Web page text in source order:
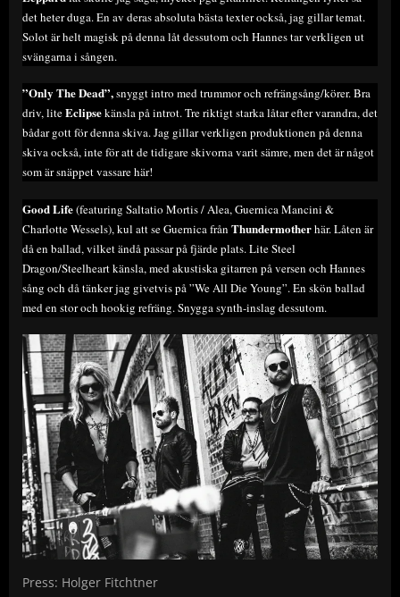
det heter duga. En av deras absoluta bästa texter också, jag gillar temat.
Solot är helt magisk på denna låt dessutom och Hannes tar verkligen ut
svängarna i sången.
”Only The Dead”,snyggt intro med trummor och refrängsång/körer. Bra
driv, liteEclipsekänsla på introt. Tre riktigt starka låtar efter varandra, det
bådar gott för denna skiva. Jag gillar verkligen produktionen på denna
skiva också, inte för att de tidigare skivorna varit sämre, men det är något
som är snäppet vassare här!
Good Life(featuring Saltatio Mortis / Alea, Guernica Mancini &
Charlotte Wessels), kul att se Guernica från Thundermotherhär. Låten är
då en ballad, vilket ändå passar på fjärde plats. Lite Steel
Dragon/Steelheart känsla, med akustiska gitarren på versen och Hannes
sång och då tänker jag givetvis på ”We All Die Young”. En skön ballad
med en stor och hookig refräng. Snygga synth-inslag dessutom.
Press: Holger Fitchtner